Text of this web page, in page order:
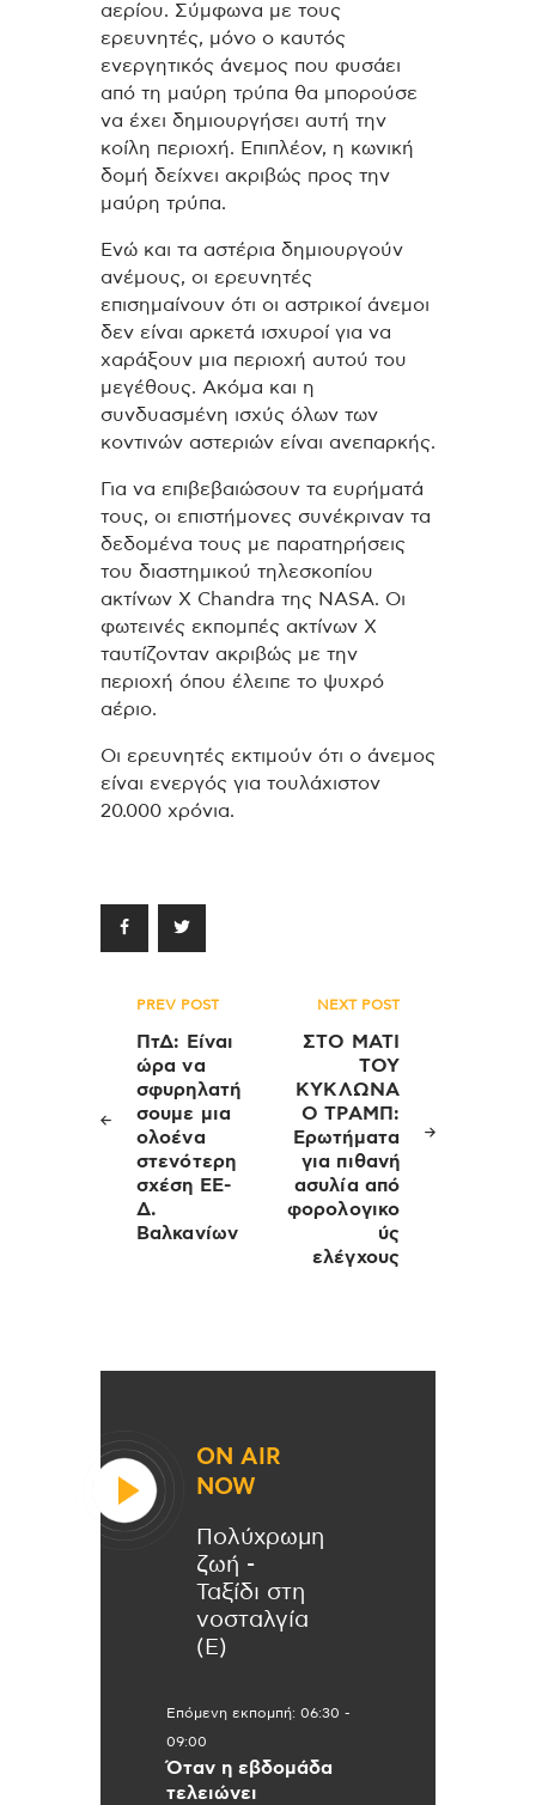
αερίου. Σύμφωνα με τους
ερευνητές, μόνο ο καυτός
ενεργητικός άνεμος που φυσάει
από τη μαύρη τρύπα θα μπορούσε
να έχει δημιουργήσει αυτή την
κοίλη περιοχή. Επιπλέον, η κωνική
δομή δείχνει ακριβώς προς την
μαύρη τρύπα.
Ενώ και τα αστέρια δημιουργούν
ανέμους, οι ερευνητές
επισημαίνουν ότι οι αστρικοί άνεμοι
δεν είναι αρκετά ισχυροί για να
χαράξουν μια περιοχή αυτού του
μεγέθους. Ακόμα και η
συνδυασμένη ισχύς όλων των
κοντινών αστεριών είναι ανεπαρκής.
Για να επιβεβαιώσουν τα ευρήματά
τους, οι επιστήμονες συνέκριναν τα
δεδομένα τους με παρατηρήσεις
του διαστημικού τηλεσκοπίου
ακτίνων Χ Chandra της NASA. Οι
φωτεινές εκπομπές ακτίνων Χ
ταυτίζονταν ακριβώς με την
περιοχή όπου έλειπε το ψυχρό
αέριο.
Οι ερευνητές εκτιμούν ότι ο άνεμος
είναι ενεργός για τουλάχιστον
20.000 χρόνια.
Πλοήγηση
άρθρων
PREV POST
ΠτΔ: Είναι
ώρα να
σφυρηλατή
σουμε μια
ολοένα
στενότερη
σχέση ΕΕ-
Δ.
Βαλκανίων
NEXT POST
ΣΤΟ ΜΑΤΙ
ΤΟΥ
ΚΥΚΛΩΝΑ
Ο ΤΡΑΜΠ:
Ερωτήματα
για πιθανή
ασυλία από
φορολογικο
ύς
ελέγχους
ON AIR
NOW
Πολύχρωμη
ζωή -
Ταξίδι στη
νοσταλγία
(Ε)
Επόμενη εκπομπή: 06:30 -
09:00
Όταν η εβδομάδα
τελειώνει